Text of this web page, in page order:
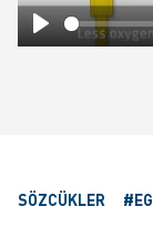
Play
SÖZCÜKLER